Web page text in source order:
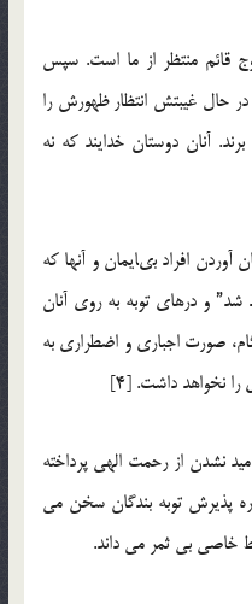
قائم منتظر از ما است. سپس
حال غیبتش انتظار ظهورش را
آنان دوستان خدایند كه نه
آوردن افراد بى‏ایمان و آنها كه
شد” و درهاى توبه به روى آنان
صورت اجبارى و اضطرارى به
نخواهد داشت. [4]
نشدن از رحمت الهی پرداخته
پذیرش توبه بندگان سخن می
خاصی بی ثمر می داند.